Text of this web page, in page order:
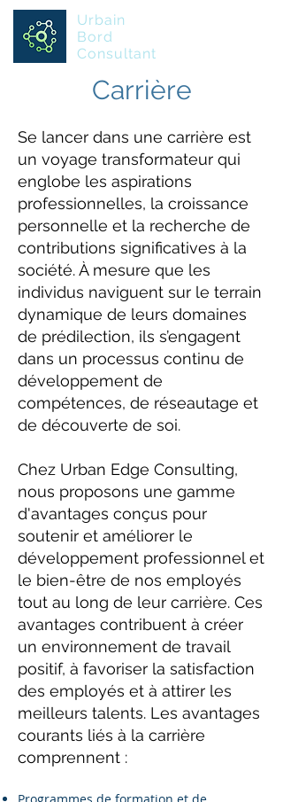
Urbain
Bord
Consultant
Carrière
Se lancer dans une carrière est
un voyage transformateur qui
englobe les aspirations
professionnelles, la croissance
personnelle et la recherche de
contributions significatives à la
société. À mesure que les
individus naviguent sur le terrain
dynamique de leurs domaines
de prédilection, ils s’engagent
dans un processus continu de
développement de
compétences, de réseautage et
de découverte de soi.
Chez Urban Edge Consulting,
nous proposons une gamme
d'avantages conçus pour
soutenir et améliorer le
développement professionnel et
le bien-être de nos employés
tout au long de leur carrière. Ces
avantages contribuent à créer
un environnement de travail
positif, à favoriser la satisfaction
des employés et à attirer les
meilleurs talents. Les avantages
courants liés à la carrière
comprennent :